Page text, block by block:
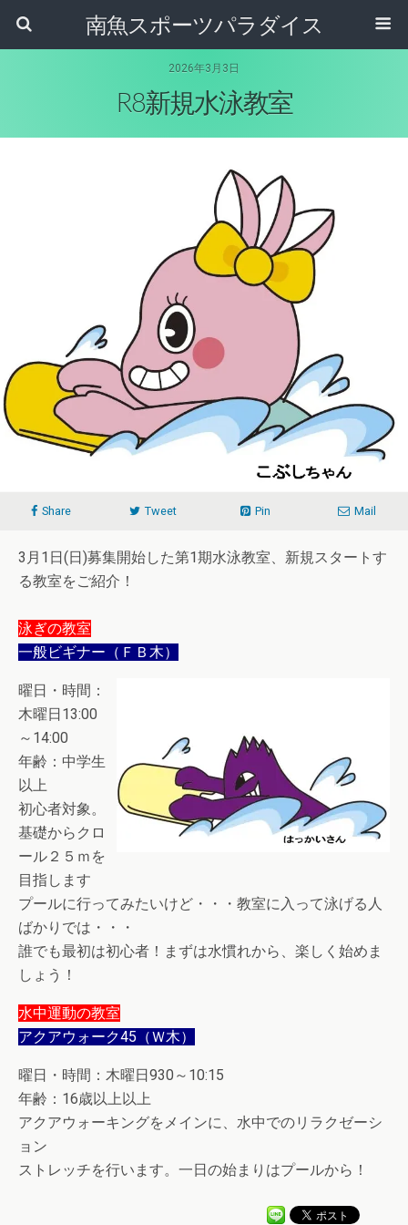
南魚スポーツパラダイス
2026年3月3日
R8新規水泳教室
Share Tweet Pin Mail
3月1日(日)募集開始した第1期水泳教室、新規スタートす
る教室をご紹介！
泳ぎの教室
一般ビギナー（ＦＢ木）
曜日・時間：
木曜日13:00
～14:00
年齢：中学生
以上
初心者対象。
基礎からクロ
ール２５ｍを
目指します
プールに行ってみたいけど・・・教室に入って泳げる人
ばかりでは・・・
誰でも最初は初心者！まずは水慣れから、楽しく始めま
しょう！
水中運動の教室
アクアウォーク45（Ｗ木）
曜日・時間：木曜日930～10:15
年齢：16歳以上以上
アクアウォーキングをメインに、水中でのリラクゼーシ
ョン
ストレッチを行います。一日の始まりはプールから！